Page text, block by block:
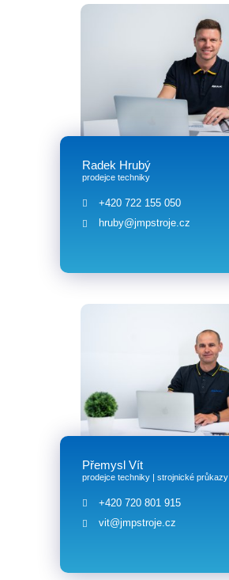
Radek Hrubý
prodejce techniky
+420 722 155 050
hruby@jmpstroje.cz
Přemysl Vít
prodejce techniky | strojnické průkazy
+420 720 801 915
vit@jmpstroje.cz